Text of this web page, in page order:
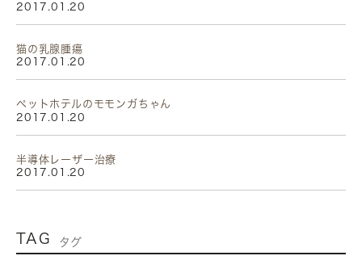
2017.01.20
猫の乳腺腫瘍
2017.01.20
ペットホテルのモモンガちゃん
2017.01.20
半導体レーザー治療
2017.01.20
TAG タグ